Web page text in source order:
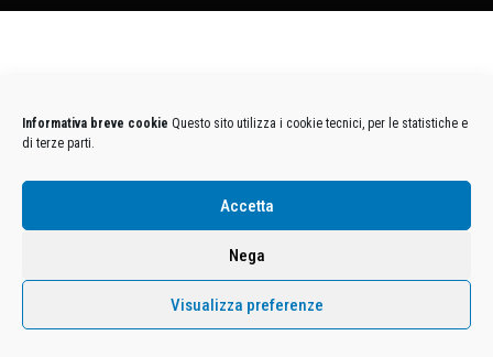
Informativa breve cookie Questo sito utilizza i cookie tecnici, per le statistiche e
di terze parti.
Accetta
Nega
Visualizza preferenze